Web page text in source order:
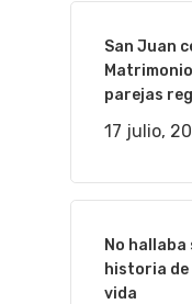
San Juan
parejas
17 julio,
No
historia de
vida